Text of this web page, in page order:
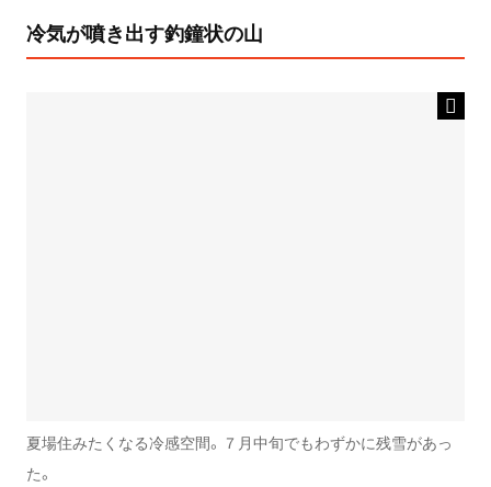
冷気が噴き出す釣鐘状の山
夏場住みたくなる冷感空間。７月中旬でもわずかに残雪があっ
た。